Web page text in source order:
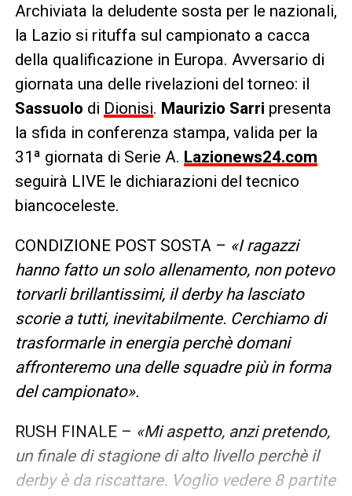
Archiviata la deludente sosta per le nazionali,
la Lazio si rituffa sul campionato a cacca
della qualificazione in Europa. Avversario di
giornata una delle rivelazioni del torneo: il
Sassuolo di Dionisi. Maurizio Sarri presenta
la sfida in conferenza stampa, valida per la
31ª giornata di Serie A. Lazionews24.com
seguirà LIVE le dichiarazioni del tecnico
biancoceleste.
CONDIZIONE POST SOSTA – «I ragazzi
hanno fatto un solo allenamento, non potevo
torvarli brillantissimi, il derby ha lasciato
scorie a tutti, inevitabilmente. Cerchiamo di
trasformarle in energia perchè domani
affronteremo una delle squadre più in forma
del campionato».
RUSH FINALE – «Mi aspetto, anzi pretendo,
un finale di stagione di alto livello perchè il
derby è da riscattare. Voglio vedere 8 partite